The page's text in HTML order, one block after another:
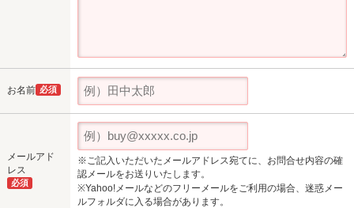
お名前 必須
メールアド
レス
必須
※ご記入いただいたメールアドレス宛てに、お問合せ内容の確
認メールをお送りいたします。
※Yahoo!メールなどのフリーメールをご利用の場合、迷惑メー
ルフォルダに入る場合があります。